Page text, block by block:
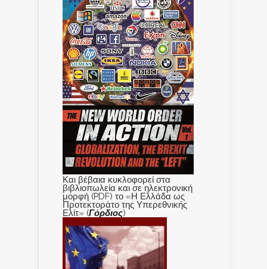
Και βέβαια κυκλοφορεί στα
βιβλιοπωλεία και σε ηλεκτρονική
μορφή (PDF) το «Η Ελλάδα ως
Προτεκτοράτο της Υπερεθνικής
Ελίτ» (Γόρδιος)